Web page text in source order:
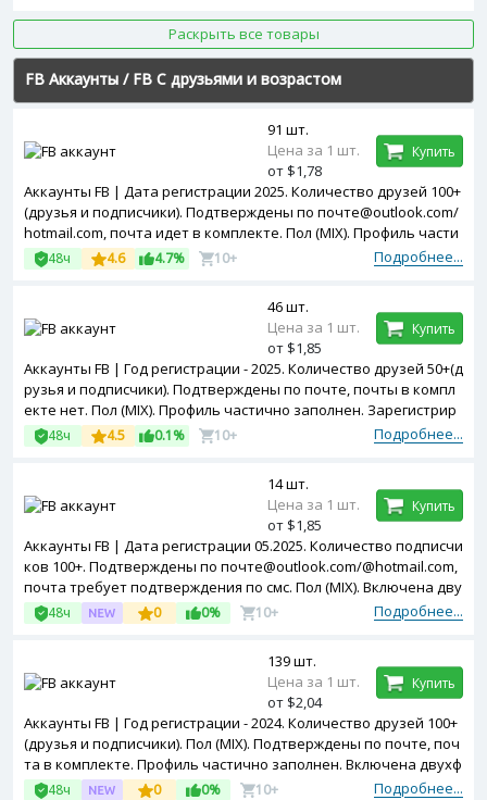
Раскрыть все товары
FB Аккаунты / FB С друзьями и возрастом
Аккаунты FB | Дата регистрации 2025. Количество друзей 100+
(друзья и подписчики). Подтверждены по почте@outlook.com/
hotmail.com, почта идет в комплекте. Пол (MIX). Профиль части
чно заполнен. Двухфакторная авторизация включена. Зареги
стрированы с Vietnam ip.
Подробнее...
48ч 4.6 4.7% 10+
91 шт.
Цена за 1 шт.
от $1,78
Купить
Аккаунты FB | Год регистрации - 2025. Количество друзей 50+(д
рузья и подписчики). Подтверждены по почте, почты в компл
екте нет. Пол (MIX). Профиль частично заполнен. Зарегистрир
ованы с MIX ip.
Подробнее...
48ч 4.5 0.1% 10+
46 шт.
Цена за 1 шт.
от $1,85
Купить
Аккаунты FB | Дата регистрации 05.2025. Количество подписчи
ков 100+. Подтверждены по почте@outlook.com/@hotmail.com,
почта требует подтверждения по смс. Пол (MIX). Включена дву
хфакторная верификация с помощью секретного кода (коды в
комплекте). Профиль частично заполнен. Зарегистрированы с
Подробнее...
48ч 0 0% 10+
14 шт.
Цена за 1 шт.
от $1,85
Купить
Аккаунты FB | Год регистрации - 2024. Количество друзей 100+
(друзья и подписчики). Пол (MIX). Подтверждены по почте, поч
та в комплекте. Профиль частично заполнен. Включена двухф
акторная авторизация. Зарегистрированы с MIX ip.Подробнее...
48ч 0 0% 10+
139 шт.
Цена за 1 шт.
от $2,04
Купить